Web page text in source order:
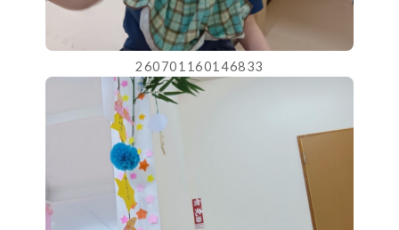
260701160146833